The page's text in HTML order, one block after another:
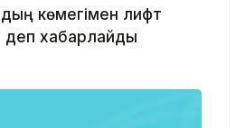
көмегімен лифт
деп хабарлайды